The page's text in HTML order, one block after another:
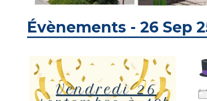
Évènements - 26 Sep